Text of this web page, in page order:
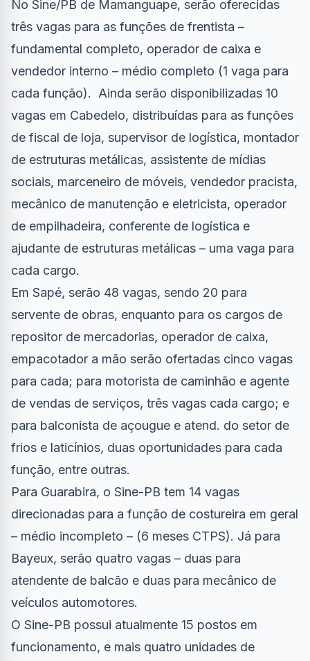
No Sine/PB de Mamanguape, serão oferecidas
três vagas para as funções de frentista –
fundamental completo, operador de caixa e
vendedor interno – médio completo (1 vaga para
cada função). Ainda serão disponibilizadas 10
vagas em Cabedelo, distribuídas para as funções
de fiscal de loja, supervisor de logística, montador
de estruturas metálicas, assistente de mídias
sociais, marceneiro de móveis, vendedor pracista,
mecânico de manutenção e eletricista, operador
de empilhadeira, conferente de logística e
ajudante de estruturas metálicas – uma vaga para
cada cargo.
Em Sapé, serão 48 vagas, sendo 20 para
servente de obras, enquanto para os cargos de
repositor de mercadorias, operador de caixa,
empacotador a mão serão ofertadas cinco vagas
para cada; para motorista de caminhão e agente
de vendas de serviços, três vagas cada cargo; e
para balconista de açougue e atend. do setor de
frios e laticínios, duas oportunidades para cada
função, entre outras.
Para Guarabira, o Sine-PB tem 14 vagas
direcionadas para a função de costureira em geral
– médio incompleto – (6 meses CTPS). Já para
Bayeux, serão quatro vagas – duas para
atendente de balcão e duas para mecânico de
veículos automotores.
O Sine-PB possui atualmente 15 postos em
funcionamento, e mais quatro unidades de